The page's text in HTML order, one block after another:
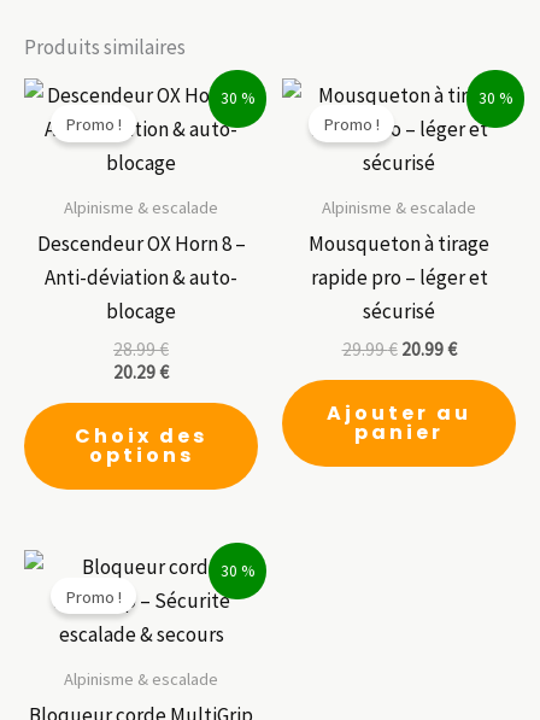
Produits similaires
30 %
Promo !
Alpinisme & escalade
Descendeur OX Horn 8 –
Anti-déviation & auto-
blocage
28.99€
20.29€
Choix des
options
produit
variations.
Les
30 %
Promo !
Alpinisme & escalade
Mousqueton à tirage
rapide pro – léger et
sécurisé
29.99€ 20.99€
Ajouter au
panier
30 %
Promo !
Alpinisme & escalade